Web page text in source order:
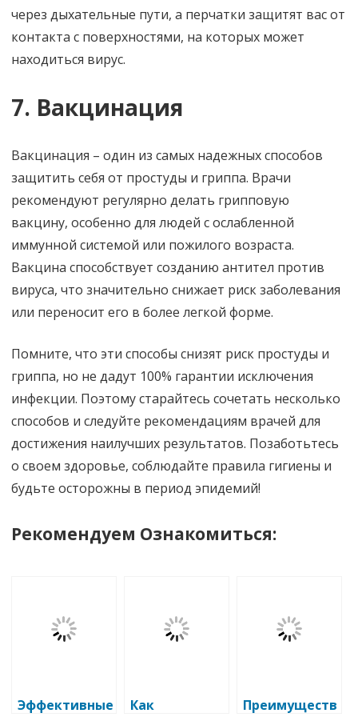
через дыхательные пути, а перчатки защитят вас от
контакта с поверхностями, на которых может
находиться вирус.
7. Вакцинация
Вакцинация – один из самых надежных способов
защитить себя от простуды и гриппа. Врачи
рекомендуют регулярно делать грипповую
вакцину, особенно для людей с ослабленной
иммунной системой или пожилого возраста.
Вакцина способствует созданию антител против
вируса, что значительно снижает риск заболевания
или переносит его в более легкой форме.
Помните, что эти способы снизят риск простуды и
гриппа, но не дадут 100% гарантии исключения
инфекции. Поэтому старайтесь сочетать несколько
способов и следуйте рекомендациям врачей для
достижения наилучших результатов. Позаботьтесь
о своем здоровье, соблюдайте правила гигиены и
будьте осторожны в период эпидемий!
Рекомендуем Ознакомиться:
Эффективные
Как
Преимуществ